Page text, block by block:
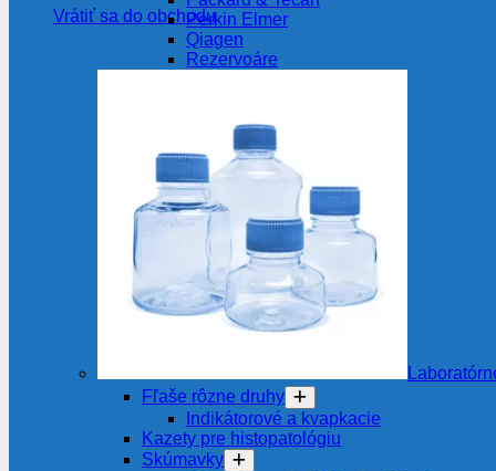
Vrátiť sa do obchoduPerkin Elmer
Qiagen
Rezervoáre
Fľaše rôzne druhy
Indikátorové a kvapkacie
Kazety pre histopatológiu
Skúmavky